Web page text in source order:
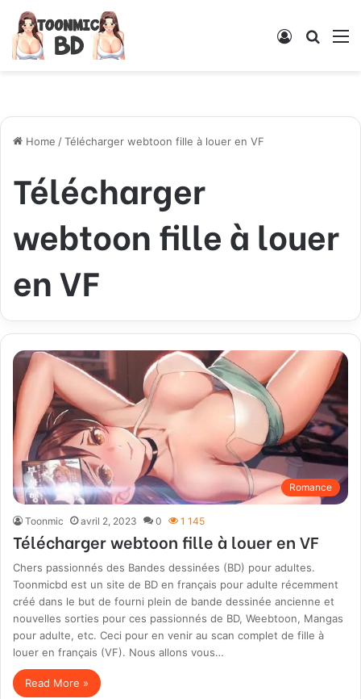
Log
Home /Télécharger webtoon fille à louer en VF
Télécharger
webtoon fille à louer
en VF
Romance
Toonmic avril 2, 2023 0 1 145
Télécharger webtoon fille à louer en VF
Chers passionnés des Bandes dessinées (BD) pour adultes.
Toonmicbd est un site de BD en français pour adulte récemment
créé dans le but de fourni plein de bande dessinée ancienne et
nouvelles sorties pour ces passionnés de BD, Weebtoon, Mangas
pour adulte, etc. Ceci pour en venir au scan complet de fille à
louer en français (VF). Nous allons vous…
Read More »